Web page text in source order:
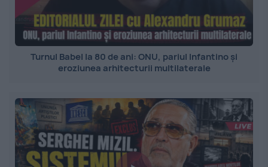
Turnul Babel la 80 de ani: ONU, pariul Infantino și
eroziunea arhitecturii multilaterale